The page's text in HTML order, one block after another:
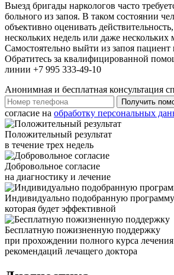
Выезд бригады наркологов часто
больного из запоя. В таком состоянии
объективно оценивать
нескольких недель или даже нескольких
Самостоятельно выйти из запоя пациент
Обратитесь за квалифицированной
линии +7 995 333-49-10
Анонимная и бесплатная консультация
Получить
согласие на обработку персональных
Положительный результат
в течение трех недель
Добровольное согласие
на диагностику и лечение
Индивидуально подобранную
которая будет эффективной
Бесплатную пожизненную поддержку
при прохождении полного курса
рекомендаций лечащего доктора